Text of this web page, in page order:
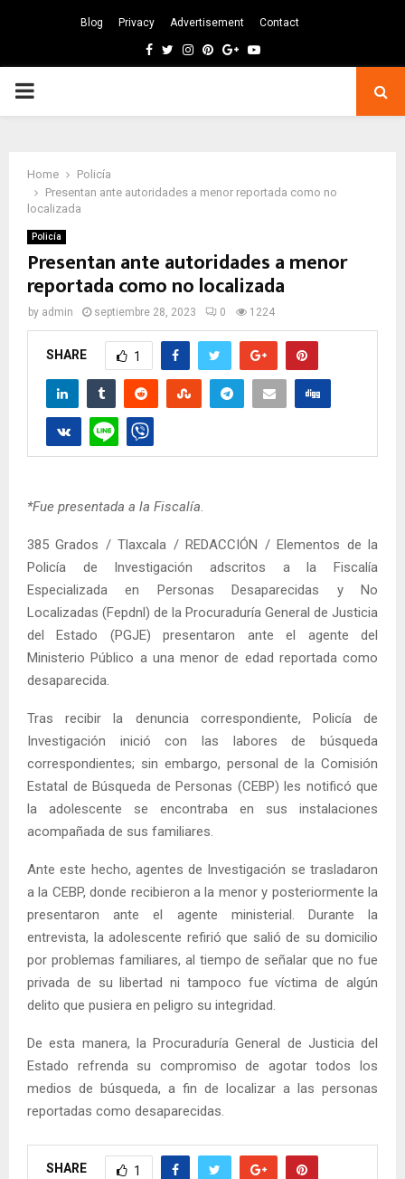
Blog Privacy Advertisement Contact
Facebook
TwitterInstagram
Pinterest
GoogleYoutube
PRIMARY
Home
Policía
Presentan ante autoridades a menor reportada como no
localizada
Policía
Presentan ante autoridades a menor
reportada como no localizada
by admin septiembre 28, 2023 0 1224
SHARE 1
*Fue presentada a la Fiscalía
385 Grados / Tlaxcala / REDACCIÓN / Elementos de la
Policía de Investigación adscritos a la Fiscalía
Especializada en Personas Desaparecidas y No
Localizadas (Fepdnl) de la Procuraduría General de Justicia
del Estado (PGJE) presentaron ante el agente del
Ministerio Público a una menor de edad reportada como
desaparecida.
Tras recibir la denuncia correspondiente, Policía de
Investigación inició con las labores de búsqueda
correspondientes; sin embargo, personal de la Comisión
Estatal de Búsqueda de Personas (CEBP) les notificó que
la adolescente se encontraba en sus instalaciones
acompañada de sus familiares.
Ante este hecho, agentes de Investigación se trasladaron
a la CEBP, donde recibieron a la menor y posteriormente la
presentaron ante el agente ministerial. Durante la
entrevista, la adolescente refirió que salió de su domicilio
por problemas familiares, al tiempo de señalar que no fue
privada de su libertad ni tampoco fue víctima de algún
delito que pusiera en peligro su integridad.
De esta manera, la Procuraduría General de Justicia del
Estado refrenda su compromiso de agotar todos los
medios de búsqueda, a fin de localizar a las personas
reportadas como desaparecidas.
SHARE 1